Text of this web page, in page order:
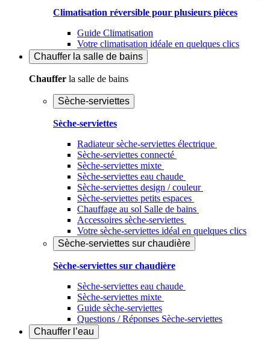
Climatisation réversible pour plusieurs pièces
Guide Climatisation
Votre climatisation idéale en quelques clics
Chauffer la salle de bains
Chauffer la salle de bains
Sèche-serviettes
Sèche-serviettes
Radiateur sèche-serviettes électrique
Sèche-serviettes connecté
Sèche-serviettes mixte
Sèche-serviettes eau chaude
Sèche-serviettes design / couleur
Sèche-serviettes petits espaces
Chauffage au sol Salle de bains
Accessoires sèche-serviettes
Votre sèche-serviettes idéal en quelques clics
Sèche-serviettes sur chaudière
Sèche-serviettes sur chaudière
Sèche-serviettes eau chaude
Sèche-serviettes mixte
Guide sèche-serviettes
Questions / Réponses Sèche-serviettes
Chauffer l’eau